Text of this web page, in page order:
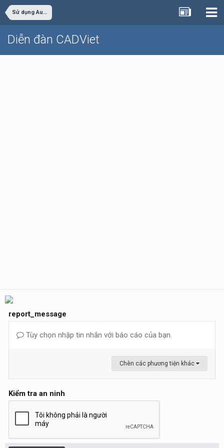
Sử dụng AutoCAD
Diễn đàn CADViet
report_message
Tùy chọn nhập tin nhắn với báo cáo của bạn.
Chèn các phương tiện khác
Kiểm tra an ninh